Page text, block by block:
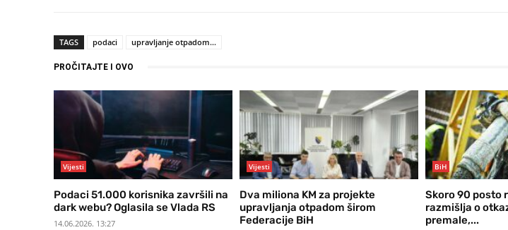
TAGS podaci upravljanje otpadom…
PROČITAJTE I OVO
Vijesti
Podaci 51.000 korisnika završili na
dark webu? Oglasila se Vlada RS
14.06.2026. 13:27
Vijesti
Dva miliona KM za projekte
upravljanja otpadom širom
Federacije BiH
BiH
Skoro 90 posto
razmišlja o
premale,...